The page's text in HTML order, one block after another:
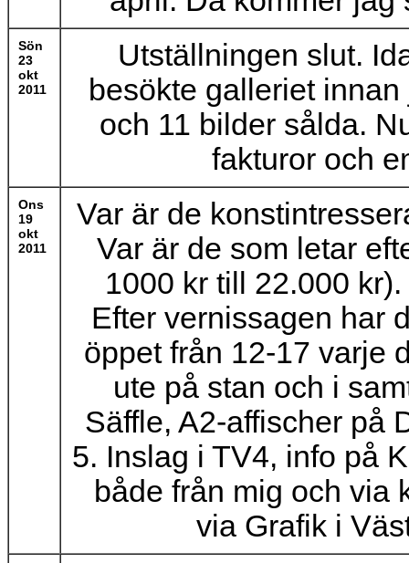
Sön
23
okt
2011
Utställningen slut.
besökte galleriet
och 11 bilder sålda.
fakturor och
Ons
19
okt
2011
Var är de
Var är de som letar
1000 kr till 22.000
Efter vernissagen har
öppet från 12-17 varje
ute på stan och i
Säffle, A2-affischer på
5. Inslag i TV4, info på
både från mig och via
via Grafik i